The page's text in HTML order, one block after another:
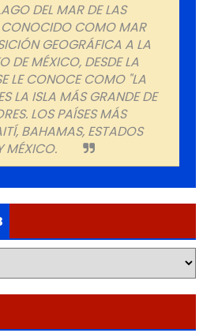
DEL MAR DE LAS
CONOCIDO COMO MAR
GEOGRÁFICA A LA
DE MÉXICO, DESDE LA
LE CONOCE COMO "LA
LA ISLA MÁS GRANDE DE
LOS PAÍSES MÁS
BAHAMAS, ESTADOS
MÉXICO.